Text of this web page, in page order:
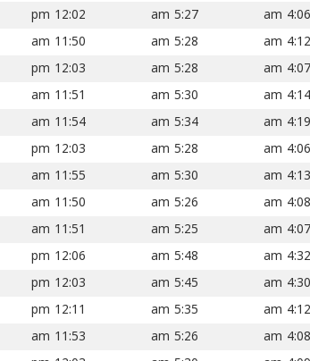
4:06 am
5:27 am
12:02 pm
4:12 am
5:28 am
11:50 am
4:07 am
5:28 am
12:03 pm
4:14 am
5:30 am
11:51 am
4:19 am
5:34 am
11:54 am
4:06 am
5:28 am
12:03 pm
4:13 am
5:30 am
11:55 am
4:08 am
5:26 am
11:50 am
4:07 am
5:25 am
11:51 am
4:32 am
5:48 am
12:06 pm
4:30 am
5:45 am
12:03 pm
4:12 am
5:35 am
12:11 pm
4:08 am
5:26 am
11:53 am